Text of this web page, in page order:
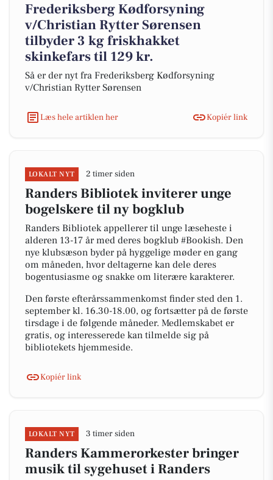
Frederiksberg Kødforsyning
v/Christian Rytter Sørensen
tilbyder 3 kg friskhakket
skinkefars til 129 kr.
Så er der nyt fra Frederiksberg Kødforsyning
v/Christian Rytter Sørensen
Læs hele artiklen her Kopiér link
LOKALT NYT 2 timer siden
Randers Bibliotek inviterer unge
bogelskere til ny bogklub
Randers Bibliotek appellerer til unge læseheste i
alderen 13-17 år med deres bogklub #Bookish. Den
nye klubsæson byder på hyggelige møder en gang
om måneden, hvor deltagerne kan dele deres
bogentusiasme og snakke om literære karakterer.
Den første efterårssammenkomst finder sted den 1.
september kl. 16.30-18.00, og fortsætter på de første
tirsdage i de følgende måneder. Medlemskabet er
gratis, og interesserede kan tilmelde sig på
bibliotekets hjemmeside.
Kopiér link
LOKALT NYT 3 timer siden
Randers Kammerorkester bringer
musik til sygehuset i Randers